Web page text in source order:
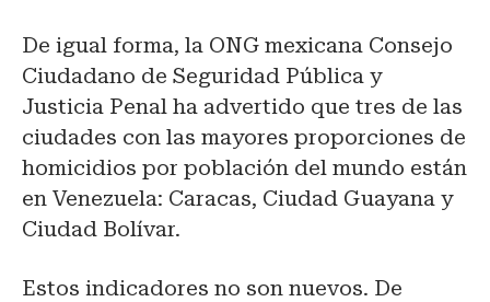
De igual forma, la ONG mexicana Consejo
Ciudadano de Seguridad Pública y
Justicia Penal ha advertido que tres de las
ciudades con las mayores proporciones de
homicidios por población del mundo están
en Venezuela: Caracas, Ciudad Guayana y
Ciudad Bolívar.
Estos indicadores no son nuevos. De